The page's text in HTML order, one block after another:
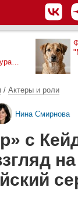
/ Актеры и роли
Нина Смирнова
с
на